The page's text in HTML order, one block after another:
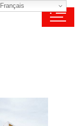
Français